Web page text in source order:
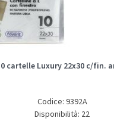
cartelle Luxury 22x30 c/fin.
Codice: 9392A
Disponibilità: 22